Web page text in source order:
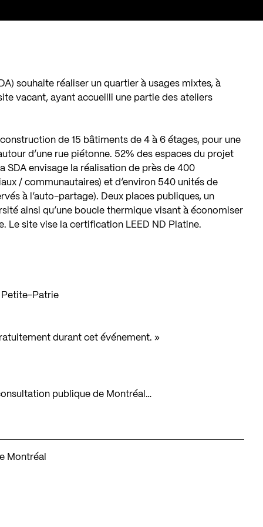
souhaite réaliser un quartier à usages mixtes, à
vacant, ayant accueilli une partie des ateliers
de 15 bâtiments de 4 à 6 étages, pour une
d’une rue piétonne. 52% des espaces du projet
SDA envisage la réalisation de près de 400
/ communautaires) et d’environ 540 unités de
à l’auto-partage). Deux places publiques, un
ainsi qu’une boucle thermique visant à économiser
Le site vise la certification LEED ND Platine.
Petite-Patrie
durant cet événement. »
publique de Montréal…
Montréal